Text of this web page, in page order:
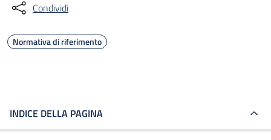
Condividi
Normativa di riferimento
INDICE DELLA PAGINA